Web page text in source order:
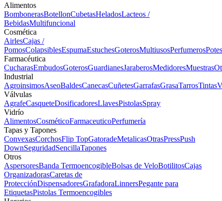
Alimentos
BombonerasBotellonCubetasHeladosLacteos /
BebidasMultifuncional
Cosmética
AirlesCajas /
PomosColapsiblesEspumaEstuchesGoterosMultiusosPerfumerosPotes
Farmacéutica
CucharasEmbudosGoterosGuardianesJaraberosMedidoresMuestras
Industrial
AgroinsimosAseoBaldesCanecasCuñetesGarrafasGrasaTarrosTintas
Válvulas
AgrafeCasqueteDosificadoresLlavesPistolasSpray
Vidrío
AlimentosCosméticoFarmaceuticoPerfumería
Tapas y Tapones
ConvexasCorchosFlip TopGatoradeMetalicasOtrasPressPush
DownSeguridadSencillaTapones
Otros
AspersoresBanda TermoencogibleBolsas de VeloBotilitosCajas
OrganizadorasCaretas de
ProtecciónDispensadoresGrafadoraLinnersPegante para
EtiquetasPistolas Termoencogibles